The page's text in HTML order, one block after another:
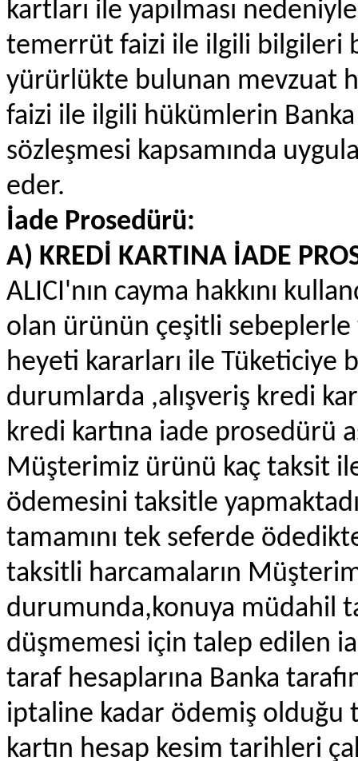
kartları ile yapılması
temerrüt faizi ile ilgili bilgileri
yürürlükte bulunan mevzuat
faizi ile ilgili hükümlerin Banka
sözleşmesi kapsamında
eder.
İade Prosedürü:
A) KREDİ KARTINA İADE
ALICI'nın cayma hakkını
olan ürünün çeşitli
heyeti kararları ile Tüketiciye
durumlarda ,alışveriş kredi
kredi kartına iade prosedürü
Müşterimiz ürünü kaç taksit
ödemesini taksitle
tamamını tek seferde
taksitli harcamaların
durumunda,konuya müdahil
düşmemesi için talep edilen
taraf hesaplarına Banka
iptaline kadar ödemiş olduğu
kartın hesap kesim tarihleri